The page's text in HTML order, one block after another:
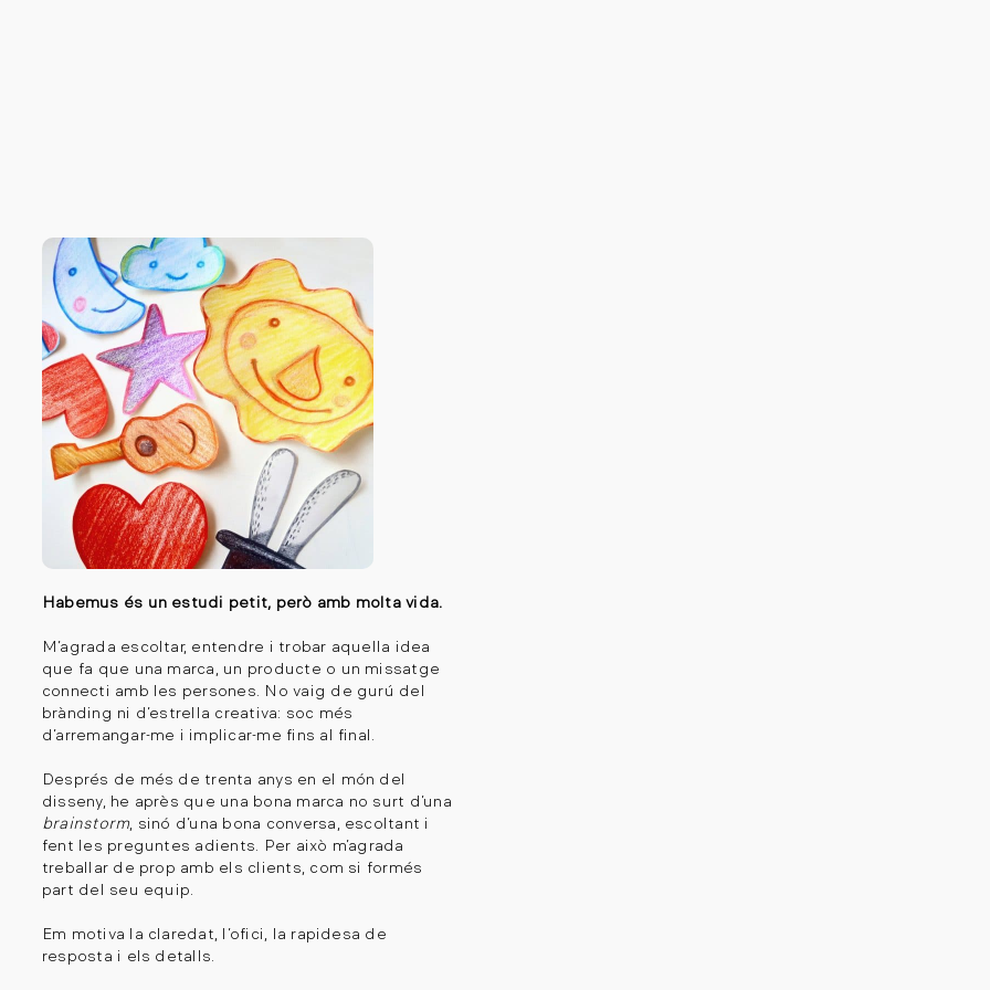
Habemus és un estudi petit, però amb molta vida.
M’agrada escoltar, entendre i trobar aquella idea
que fa que una marca, un producte o un missatge
connecti amb les persones. No vaig de gurú del
brànding ni d’estrella creativa: soc més
d’arremangar-me i implicar-me fins al final.
Després de més de trenta anys en el món del
disseny, he après que una bona marca no surt d’una
brainstorm, sinó d’una bona conversa, escoltant i
fent les preguntes adients. Per això m’agrada
treballar de prop amb els clients, com si formés
part del seu equip.
Em motiva la claredat, l’ofici, la rapidesa de
resposta i els detalls.